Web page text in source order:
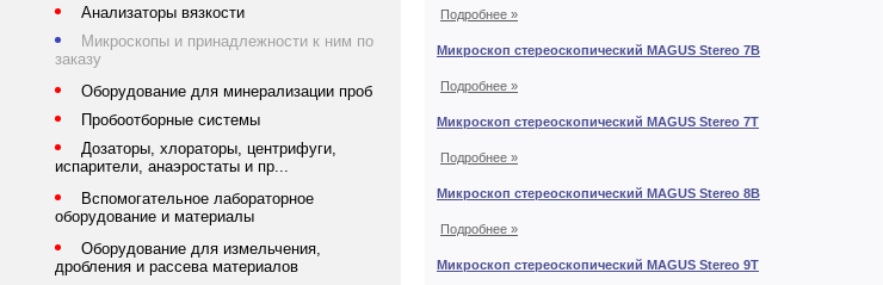
Анализаторы вязкости
Микроскопы и принадлежности к ним по
заказу
Оборудование для минерализации проб
Пробоотборные системы
Дозаторы, хлораторы, центрифуги,
испарители, анаэростаты и пр...
Вспомогательное лабораторное
оборудование и материалы
Оборудование для измельчения,
дробления и рассева материалов
Подробнее »
Микроскоп стереоскопический MAGUS Stereo 7B
Подробнее »
Микроскоп стереоскопический MAGUS Stereo 7T
Подробнее »
Микроскоп стереоскопический MAGUS Stereo 8B
Подробнее »
Микроскоп стереоскопический MAGUS Stereo 9T